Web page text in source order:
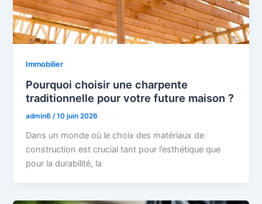
Immobilier
Pourquoi choisir une charpente
traditionnelle pour votre future maison ?
admin6 /10 juin 2026
Dans un monde où le choix des matériaux de
construction est crucial tant pour l’esthétique que
pour la durabilité, la